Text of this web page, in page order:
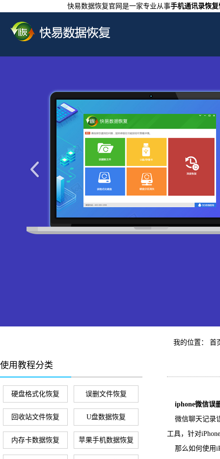
快易数据恢复官网是一家专业从事手机通讯录恢
我的位置： 首
使用教程分类
硬盘格式化恢复 误删文件恢复
回收站文件恢复 U盘数据恢复
内存卡数据恢复 苹果手机数据恢复
iphone微信误
微信聊天记录
工具，针对
那么如何使用